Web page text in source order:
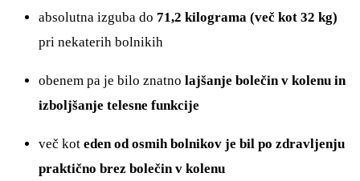
absolutna izguba do 71,2 kilograma (več kot 32 kg)
pri nekaterih bolnikih
obenem pa je bilo znatno lajšanje bolečin v kolenu in
izboljšanje telesne funkcije
več kot eden od osmih bolnikov je bil po zdravljenju
praktično brez bolečin v kolenu